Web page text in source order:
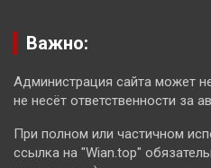
Важно:
Администрация сайта может
не несёт ответственности за
При полном или частичном
ссылка на "Wian.top"